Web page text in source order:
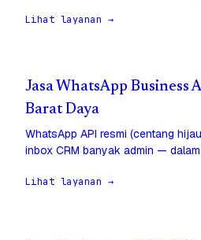
Lihat layanan →
Jasa WhatsApp Business
Barat Daya
WhatsApp API resmi (centang
inbox CRM banyak admin —
Lihat layanan →